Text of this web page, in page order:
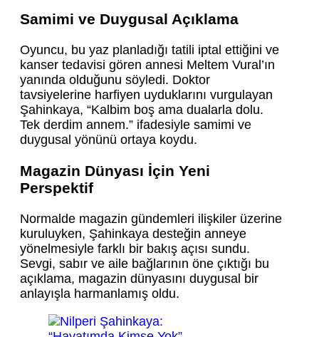
Samimi ve Duygusal Açıklama
Oyuncu, bu yaz planladığı tatili iptal ettiğini ve
kanser tedavisi gören annesi Meltem Vural’ın
yanında olduğunu söyledi. Doktor
tavsiyelerine harfiyen uyduklarını vurgulayan
Şahinkaya, “Kalbim boş ama dualarla dolu.
Tek derdim annem.” ifadesiyle samimi ve
duygusal yönünü ortaya koydu.
Magazin Dünyası İçin Yeni
Perspektif
Normalde magazin gündemleri ilişkiler üzerine
kuruluyken, Şahinkaya desteğin anneye
yönelmesiyle farklı bir bakış açısı sundu.
Sevgi, sabır ve aile bağlarının öne çıktığı bu
açıklama, magazin dünyasını duygusal bir
anlayışla harmanlamış oldu.